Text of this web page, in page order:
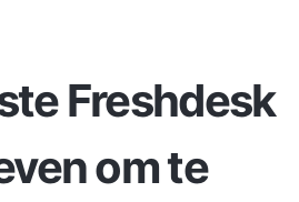
Freshdesk
om te